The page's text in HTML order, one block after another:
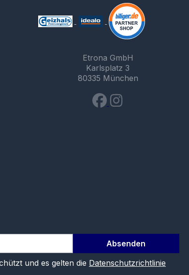
Etrona GmbH
Karlsplatz 3
80335 München
Absenden
und es gelten die Datenschutzrichtlinie